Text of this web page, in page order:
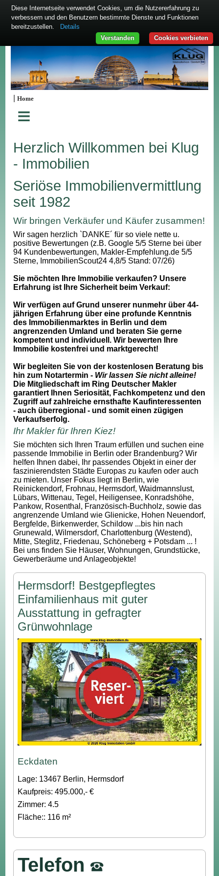
|Home
≡
Herzlich Willkommen bei Klug
- Immobilien
Seriöse Immobilienvermittlung
seit 1982
Wir bringen Verkäufer und Käufer zusammen!
Wir sagen herzlich `DANKE´ für so viele nette u.
positive Bewertungen (z.B. Google 5/5 Sterne bei über
94 Kundenbewertungen, Makler-Empfehlung.de 5/5
Sterne, ImmobilienScout24 4,8/5 Stand: 07/26)
Sie möchten Ihre Immobilie verkaufen? Unsere
Erfahrung ist Ihre Sicherheit beim Verkauf:
Wir verfügen auf Grund unserer nunmehr über 44-
jährigen Erfahrung über eine profunde Kenntnis
des Immobilienmarktes in Berlin und dem
angrenzenden Umland und beraten Sie gerne
kompetent und individuell. Wir bewerten Ihre
Immobilie kostenfrei und marktgerecht!
Wir begleiten Sie von der kostenlosen Beratung bis
hin zum Notartermin - Wir lassen Sie nicht alleine!
Die Mitgliedschaft im Ring Deutscher Makler
garantiert Ihnen Seriosität, Fachkompetenz und den
Zugriff auf zahlreiche ernsthafte Kaufinteressenten
- auch überregional - und somit einen zügigen
Verkaufserfolg.
Ihr Makler für Ihren Kiez!
Sie möchten sich Ihren Traum erfüllen und suchen eine
passende Immobilie in Berlin oder Brandenburg? Wir
helfen Ihnen dabei, Ihr passendes Objekt in einer der
faszinierendsten Städte Europas zu kaufen oder auch
zu mieten. Unser Fokus liegt in Berlin, wie
Reinickendorf, Frohnau, Hermsdorf, Waidmannslust,
Lübars, Wittenau, Tegel, Heiligensee, Konradshöhe,
Pankow, Rosenthal, Französisch-Buchholz, sowie das
angrenzende Umland wie Glienicke, Hohen Neuendorf,
Bergfelde, Birkenwerder, Schildow ...bis hin nach
Grunewald, Wilmersdorf, Charlottenburg (Westend),
Mitte, Steglitz, Friedenau, Schöneberg + Potsdam ... !
Bei uns finden Sie Häuser, Wohnungen, Grundstücke,
Gewerberäume und Anlageobjekte!
Hermsdorf! Bestgepflegtes
Einfamilienhaus mit guter
Ausstattung in gefragter
Grünwohnlage
Eckdaten
Lage: 13467 Berlin, Hermsdorf
Kaufpreis: 495.000,- €
Zimmer: 4.5
Fläche:: 116 m²
Telefon
Diese Internetseite verwendet Cookies, um die Nutzererfahrung zu
verbessern und den Benutzern bestimmte Dienste und Funktionen
bereitzustellen.
Details
Cookies verbieten
Verstanden